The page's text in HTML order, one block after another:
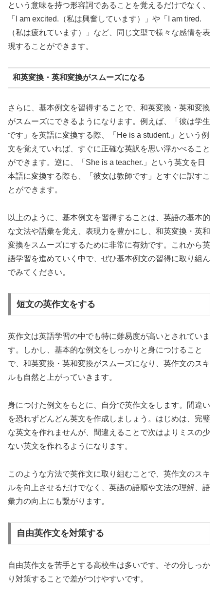
という意味を持つ形容詞であることを覚えるだけでなく、
「I am excited.（私は興奮しています）」や「I am tired.
（私は疲れています）」など、同じ文型で様々な感情を表
現することができます。
和英変換・英和変換がスムーズになる
さらに、基本例文を習得することで、和英変換・英和変換
がスムーズにできるようになります。例えば、「彼は学生
です」を英語に変換する際、「He is a student.」という例
文を覚えていれば、すぐに正確な英訳を思い浮かべること
ができます。逆に、「She is a teacher.」という英文を日
本語に変換する際も、「彼女は教師です」とすぐに訳すこ
とができます。
以上のように、基本例文を習得することは、英語の基本的
な文法や語彙を覚え、表現力を豊かにし、和英変換・英和
変換をスムーズにするために非常に有効です。これから英
語学習を進めていく中で、ぜひ基本例文の習得に取り組ん
でみてください。
短文の英作文をする
英作文は英語学習の中でも特に難易度が高いとされていま
す。しかし、基本的な例文をしっかりと身につけること
で、和英変換・英和変換がスムーズになり、英作文のスキ
ルも自然と上がっていきます。
身につけた例文をもとに、自分で英作文をします。間違い
を恐れずどんどん英文を作成しましょう。はじめは、完璧
な英文を作れませんが、間違えることで次はよりミスの少
ない英文を作れるようになります。
このような方法で英作文に取り組むことで、英作文のスキ
ルを向上させるだけでなく、英語の語順や文法の理解、語
彙力の向上にも繋がります。
自由英作文を対策する
自由英作文を苦手とする高校生は多いです。その分しっか
り対策することで差がつけやすいです。